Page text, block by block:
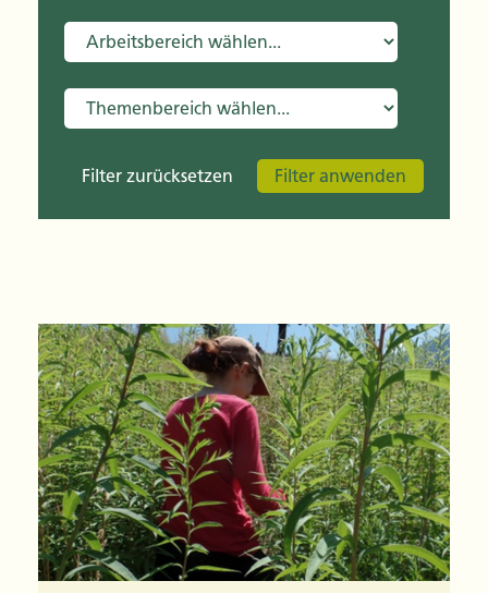
Filter zurücksetzen Filter anwenden